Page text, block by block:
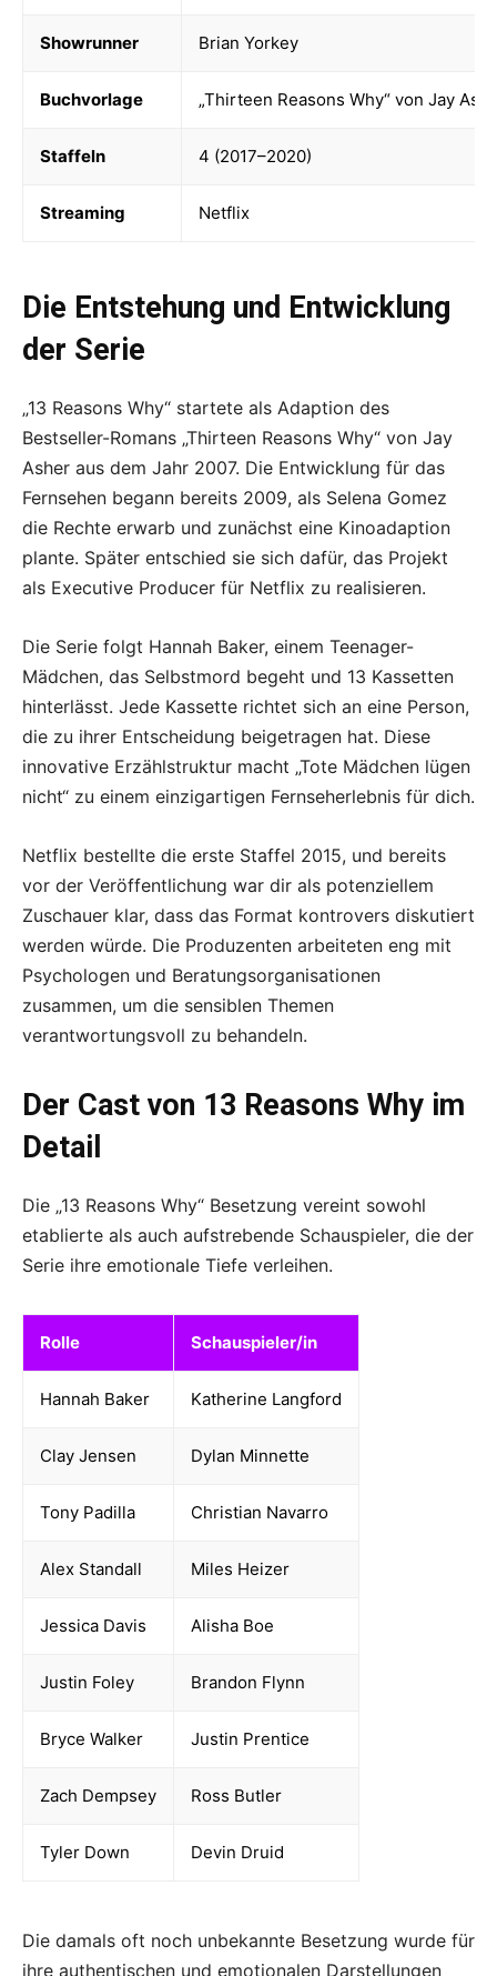
Showrunner Brian Yorkey
Buchvorlage „Thirteen Reasons Why“ von Jay
Staffeln 4 (2017–2020)
Streaming Netflix
Die Entstehung und Entwicklung
der Serie
„13 Reasons Why“ startete als Adaption des
Bestseller-Romans „Thirteen Reasons Why“ von Jay
Asher aus dem Jahr 2007. Die Entwicklung für das
Fernsehen begann bereits 2009, als Selena Gomez
die Rechte erwarb und zunächst eine Kinoadaption
plante. Später entschied sie sich dafür, das Projekt
als Executive Producer für Netflix zu realisieren.
Die Serie folgt Hannah Baker, einem Teenager-
Mädchen, das Selbstmord begeht und 13 Kassetten
hinterlässt. Jede Kassette richtet sich an eine Person,
die zu ihrer Entscheidung beigetragen hat. Diese
innovative Erzählstruktur macht „Tote Mädchen lügen
nicht“ zu einem einzigartigen Fernseherlebnis für dich.
Netflix bestellte die erste Staffel 2015, und bereits
vor der Veröffentlichung war dir als potenziellem
Zuschauer klar, dass das Format kontrovers diskutiert
werden würde. Die Produzenten arbeiteten eng mit
Psychologen und Beratungsorganisationen
zusammen, um die sensiblen Themen
verantwortungsvoll zu behandeln.
Der Cast von 13 Reasons Why im
Detail
Die „13 Reasons Why“ Besetzung vereint sowohl
etablierte als auch aufstrebende Schauspieler, die der
Serie ihre emotionale Tiefe verleihen.
Rolle Schauspieler/in
Hannah Baker Katherine Langford
Clay Jensen Dylan Minnette
Tony Padilla Christian Navarro
Alex Standall Miles Heizer
Jessica Davis Alisha Boe
Justin Foley Brandon Flynn
Bryce Walker Justin Prentice
Zach Dempsey Ross Butler
Tyler Down Devin Druid
Die damals oft noch unbekannte Besetzung wurde für
ihre authentischen und emotionalen Darstellungen